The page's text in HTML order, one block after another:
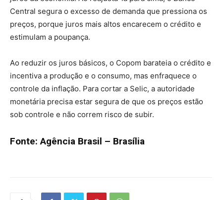
Central segura o excesso de demanda que pressiona os
preços, porque juros mais altos encarecem o crédito e
estimulam a poupança.
Ao reduzir os juros básicos, o Copom barateia o crédito e
incentiva a produção e o consumo, mas enfraquece o
controle da inflação. Para cortar a Selic, a autoridade
monetária precisa estar segura de que os preços estão
sob controle e não correm risco de subir.
Fonte: Agência Brasil – Brasília